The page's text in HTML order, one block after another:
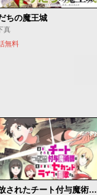
ちの魔王城
真
無料
追放されたチート付与魔術師は気ままなセカンドライフを謳歌する。 ～俺は武器だけじゃなく、あらゆるものに『強化ポイント』を付与できるし、俺の意思でいつでも効果を解除できるけど、残った人たち大丈夫？～